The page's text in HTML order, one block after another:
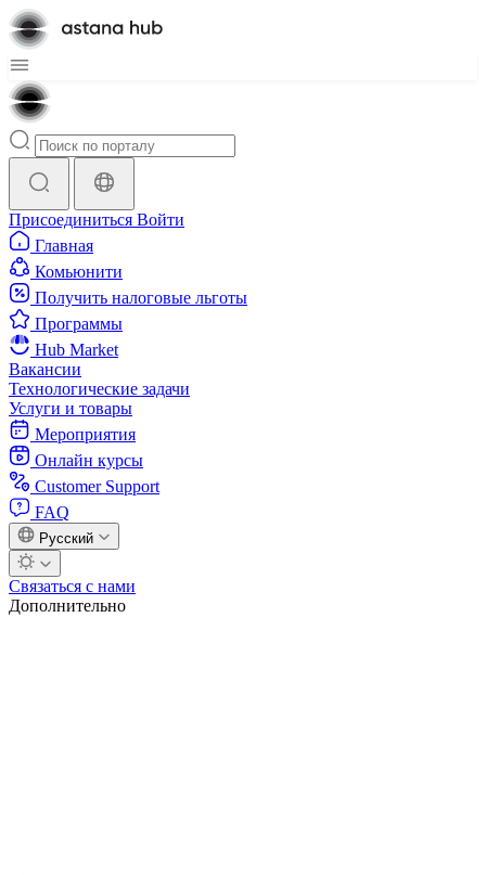
Присоединиться Войти
Главная
Комьюнити
Получить налоговые льготы
Программы
Hub Market
Вакансии
Технологические задачи
Услуги и товары
Мероприятия
Онлайн курсы
Customer Support
FAQ
Русский
Связаться с нами
Дополнительно